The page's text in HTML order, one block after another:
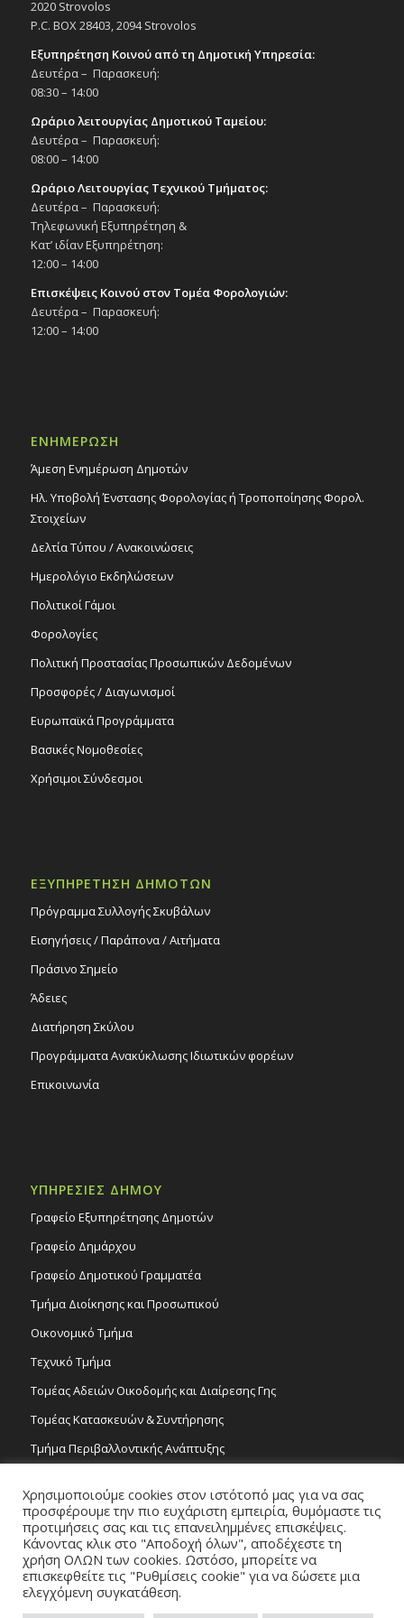
Περιβάλλοντος σε συνεργασία με τον
Παγκ. σύνδεσμο «Μικροί Εθελοντές»,
4/10/25 – Πάρκο σκύλων επί της οδού
Αγάθωνος
Εκδηλώσεις Δήμου
ΟΚΤ
4
θεσμού «Πολιτισμός σε κάθε γειτονιά του
Στροβόλου», Σάββατο 4/10/25, 16:00-18:00
16:00-18:00
Εκδηλώσεις Δήμου
Πολιτιστικό Κέντρο Στροβόλου
4
Ο Δήμος Στροβόλου στηρίζει την εκδήλωση
του AnimalCare Veterinary Center για την
Μάρκος Σεφερλής «Νότης – Η επιστροφή»,
4/10/25
Εκδηλώσεις στο Δημοτικό Θέατρο
4
Μάρκος Σεφερλής «Νότης – Η επιστροφή»,
Δημοτικό Θέατρο Στροβόλου
5
«Ο Μάικ στην κατασκήνωση» –
Κουκλοθεατρική παράσταση σύγχρονης
μορφής, στο πλαίσιο του θεσμού
«Πολιτισμός σε κάθε γειτονιά του
Στροβόλου», 5/10/25
Εκδηλώσεις Δήμου
2020 Strovolos
P.C. BOX 28403, 2094 Strovolos
Εξυπηρέτηση Κοινού από τη Δημοτική Υπηρεσία:
Δευτέρα – Παρασκευή:
08:30 – 14:00
Ωράριο λειτουργίας Δημοτικού Ταμείου:
Δευτέρα – Παρασκευή:
08:00 – 14:00
Ωράριο Λειτουργίας Τεχνικού Τμήματος:
Δευτέρα – Παρασκευή:
Τηλεφωνική Εξυπηρέτηση &
Κατ’ ιδίαν Εξυπηρέτηση:
12:00 – 14:00
Επισκέψεις Κοινού στον Τομέα Φορολογιών:
Δευτέρα – Παρασκευή:
12:00 – 14:00
ΕΝΗΜΕΡΩΣΗ
Άμεση Ενημέρωση Δημοτών
Ηλ. Υποβολή Ένστασης Φορολογίας ή Τροποποίησης Φορολ.
Στοιχείων
Δελτία Τύπου / Ανακοινώσεις
Ημερολόγιο Εκδηλώσεων
Πολιτικοί Γάμοι
Φορολογίες
Πολιτική Προστασίας Προσωπικών Δεδομένων
Προσφορές / Διαγωνισμοί
Ευρωπαϊκά Προγράμματα
Βασικές Νομοθεσίες
Χρήσιμοι Σύνδεσμοι
ΕΞΥΠΗΡΕΤΗΣΗ ΔΗΜΟΤΩΝ
Πρόγραμμα Συλλογής Σκυβάλων
Εισηγήσεις / Παράπονα / Αιτήματα
Πράσινο Σημείο
Άδειες
Διατήρηση Σκύλου
Προγράμματα Ανακύκλωσης Ιδιωτικών φορέων
Επικοινωνία
ΥΠΗΡΕΣΙΕΣ ΔΗΜΟΥ
Γραφείο Εξυπηρέτησης Δημοτών
Γραφείο Δημάρχου
Γραφείο Δημοτικού Γραμματέα
Τμήμα Διοίκησης και Προσωπικού
Οικονομικό Τμήμα
Τεχνικό Τμήμα
Τομέας Αδειών Οικοδομής και Διαίρεσης Γης
Τομέας Κατασκευών & Συντήρησης
Τμήμα Περιβαλλοντικής Ανάπτυξης
Τομέας Γραμμάτων και Τεχνών
Τροχονομία
Χρησιμοποιούμε cookies στον ιστότοπό μας για να σας
προσφέρουμε την πιο ευχάριστη εμπειρία, θυμόμαστε τις
προτιμήσεις σας και τις επανειλημμένες επισκέψεις.
Κάνοντας κλικ στο "Αποδοχή όλων", αποδέχεστε τη
χρήση ΟΛΩΝ των cookies. Ωστόσο, μπορείτε να
επισκεφθείτε τις "Ρυθμίσεις cookie" για να δώσετε μια
ελεγχόμενη συγκατάθεση.